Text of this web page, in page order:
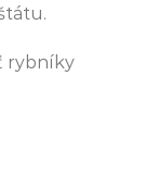
rybníky